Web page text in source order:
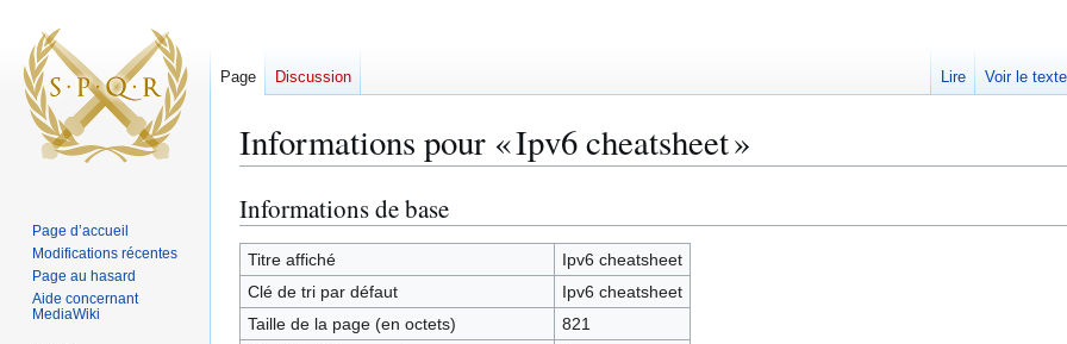
Informations pour « Ipv6 cheatsheet »
Aller
à
la
navigation
Aller
à
la
recherche
Informations de base
Titre affiché
Ipv6 cheatsheet
Clé de tri par défaut
Ipv6 cheatsheet
Taille de la page (en octets)
821
Page Discussion Lire Voir le
Page d’accueil
Modifications récentes
Page au hasard
Aide concernant
MediaWiki